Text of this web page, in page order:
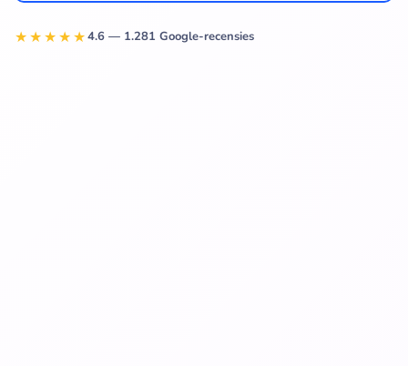
★★★★★4.6 — 1.281 Google-recensies